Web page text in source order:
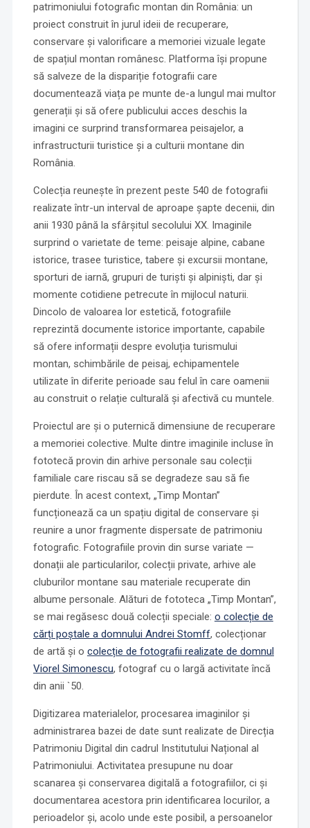
patrimoniului fotografic montan din România: un
proiect construit în jurul ideii de recuperare,
conservare și valorificare a memoriei vizuale legate
de spațiul montan românesc. Platforma își propune
să salveze de la dispariție fotografii care
documentează viața pe munte de-a lungul mai multor
generații și să ofere publicului acces deschis la
imagini ce surprind transformarea peisajelor, a
infrastructurii turistice și a culturii montane din
România.
Colecția reunește în prezent peste 540 de fotografii
realizate într-un interval de aproape șapte decenii, din
anii 1930 până la sfârșitul secolului XX. Imaginile
surprind o varietate de teme: peisaje alpine, cabane
istorice, trasee turistice, tabere și excursii montane,
sporturi de iarnă, grupuri de turiști și alpiniști, dar și
momente cotidiene petrecute în mijlocul naturii.
Dincolo de valoarea lor estetică, fotografiile
reprezintă documente istorice importante, capabile
să ofere informații despre evoluția turismului
montan, schimbările de peisaj, echipamentele
utilizate în diferite perioade sau felul în care oamenii
au construit o relație culturală și afectivă cu muntele.
Proiectul are și o puternică dimensiune de recuperare
a memoriei colective. Multe dintre imaginile incluse în
fototecă provin din arhive personale sau colecții
familiale care riscau să se degradeze sau să fie
pierdute. În acest context, „Timp Montan”
funcționează ca un spațiu digital de conservare și
reunire a unor fragmente dispersate de patrimoniu
fotografic. Fotografiile provin din surse variate —
donații ale particularilor, colecții private, arhive ale
cluburilor montane sau materiale recuperate din
albume personale. Alături de fototeca „Timp Montan”,
se mai regăsesc două colecții speciale: o colecție de
cărți poștale a domnului Andrei Stomff, colecționar
de artă și o colecție de fotografii realizate de domnul
Viorel Simonescu, fotograf cu o largă activitate încă
din anii `50.
Digitizarea materialelor, procesarea imaginilor și
administrarea bazei de date sunt realizate de Direcția
Patrimoniu Digital din cadrul Institutului Național al
Patrimoniului. Activitatea presupune nu doar
scanarea și conservarea digitală a fotografiilor, ci și
documentarea acestora prin identificarea locurilor, a
perioadelor și, acolo unde este posibil, a persoanelor